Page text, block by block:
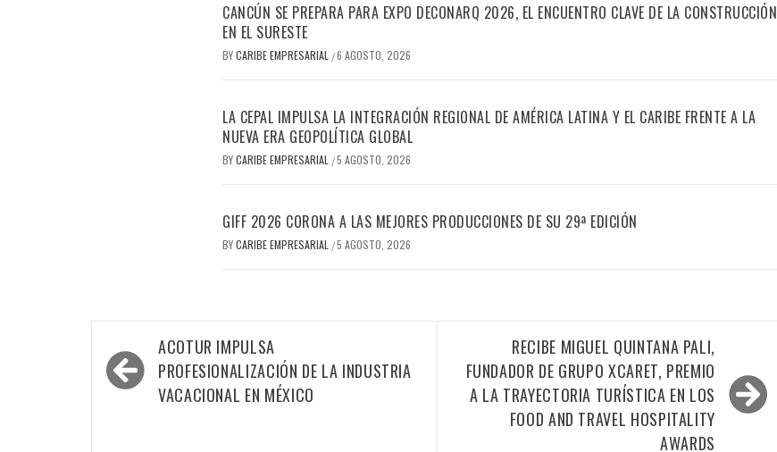
CANCÚN SE PREPARA PARA EXPO DECONARQ 2026, EL ENCUENTRO CLAVE DE LA CONSTRUCCIÓN
EN EL SURESTE
BYCARIBE EMPRESARIAL /6 AGOSTO, 2026
LA CEPAL IMPULSA LA INTEGRACIÓN REGIONAL DE AMÉRICA LATINA Y EL CARIBE FRENTE A LA
NUEVA ERA GEOPOLÍTICA GLOBAL
BYCARIBE EMPRESARIAL /5 AGOSTO, 2026
GIFF 2026 CORONA A LAS MEJORES PRODUCCIONES DE SU 29ª EDICIÓN
BYCARIBE EMPRESARIAL /5 AGOSTO, 2026
Navegación
de
entradas
ACOTUR IMPULSA
PROFESIONALIZACIÓN DE LA INDUSTRIA
VACACIONAL EN MÉXICO
RECIBE MIGUEL QUINTANA PALI,
FUNDADOR DE GRUPO XCARET, PREMIO
A LA TRAYECTORIA TURÍSTICA EN LOS
FOOD AND TRAVEL HOSPITALITY
AWARDS